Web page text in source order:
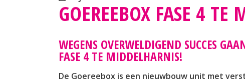
GOEREEBOX FASE 4 TE
WEGENS OVERWELDIGEND SUCCES
FASE 4 TE MIDDELHARNIS!
De Goereebox is een nieuwbouw unit met